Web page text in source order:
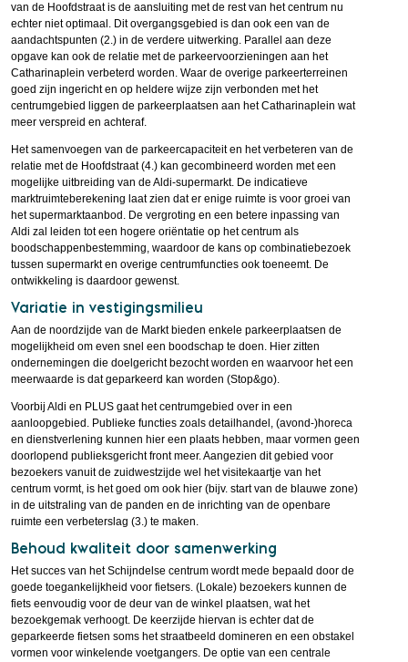
van de Hoofdstraat is de aansluiting met de rest van het centrum nu
echter niet optimaal. Dit overgangsgebied is dan ook een van de
aandachtspunten (2.) in de verdere uitwerking. Parallel aan deze
opgave kan ook de relatie met de parkeervoorzieningen aan het
Catharinaplein verbeterd worden. Waar de overige parkeerterreinen
goed zijn ingericht en op heldere wijze zijn verbonden met het
centrumgebied liggen de parkeerplaatsen aan het Catharinaplein wat
meer verspreid en achteraf.
Het samenvoegen van de parkeercapaciteit en het verbeteren van de
relatie met de Hoofdstraat (4.) kan gecombineerd worden met een
mogelijke uitbreiding van de Aldi-supermarkt. De indicatieve
marktruimteberekening laat zien dat er enige ruimte is voor groei van
het supermarktaanbod. De vergroting en een betere inpassing van
Aldi zal leiden tot een hogere oriëntatie op het centrum als
boodschappenbestemming, waardoor de kans op combinatiebezoek
tussen supermarkt en overige centrumfuncties ook toeneemt. De
ontwikkeling is daardoor gewenst.
Variatie in vestigingsmilieu
Aan de noordzijde van de Markt bieden enkele parkeerplaatsen de
mogelijkheid om even snel een boodschap te doen. Hier zitten
ondernemingen die doelgericht bezocht worden en waarvoor het een
meerwaarde is dat geparkeerd kan worden (Stop&go).
Voorbij Aldi en PLUS gaat het centrumgebied over in een
aanloopgebied. Publieke functies zoals detailhandel, (avond-)horeca
en dienstverlening kunnen hier een plaats hebben, maar vormen geen
doorlopend publieksgericht front meer. Aangezien dit gebied voor
bezoekers vanuit de zuidwestzijde wel het visitekaartje van het
centrum vormt, is het goed om ook hier (bijv. start van de blauwe zone)
in de uitstraling van de panden en de inrichting van de openbare
ruimte een verbeterslag (3.) te maken.
Behoud kwaliteit door samenwerking
Het succes van het Schijndelse centrum wordt mede bepaald door de
goede toegankelijkheid voor fietsers. (Lokale) bezoekers kunnen de
fiets eenvoudig voor de deur van de winkel plaatsen, wat het
bezoekgemak verhoogt. De keerzijde hiervan is echter dat de
geparkeerde fietsen soms het straatbeeld domineren en een obstakel
vormen voor winkelende voetgangers. De optie van een centrale